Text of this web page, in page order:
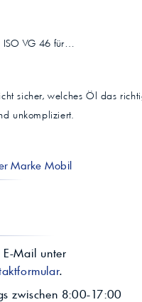
ISO VG 46 für…
sicher, welches Öl das
unkompliziert.
Marke Mobil
E-Mail unter
.
zwischen 8:00-17:00